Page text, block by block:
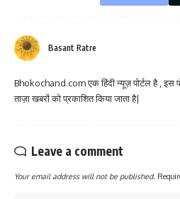
Basant Ratre
Bhokochand.com एक हिंदी न्यूज़ पोर्टल है , इस
ताज़ा खबरों को प्रकाशित किया जाता है|
Leave a comment
Your email address will not be published.